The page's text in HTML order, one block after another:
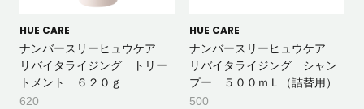
HUE CARE
ナンバースリーヒュウケア
リバイタライジング トリー
トメント ６２０ｇ
620
HUE CARE
ナンバースリーヒュウケア
リバイタライジング シャン
プー ５００ｍＬ（詰替用）
500